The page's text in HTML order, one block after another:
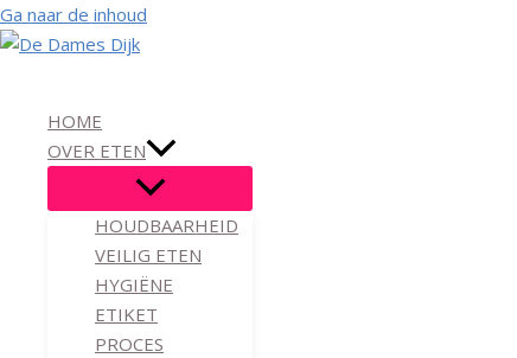
Ga naar de inhoud
HOME
OVER ETEN
HOUDBAARHEID
VEILIG ETEN
HYGIËNE
ETIKET
PROCES